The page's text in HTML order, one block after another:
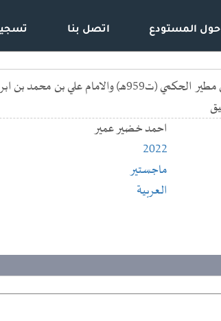
حول المستودع اتصل بنا
الضيائين في تكملة تفسير القران للامامين برهان الدين ابراهيم بن ابي القاسم بن عمير
احمد خضير عمير
2022
ماجستير
العربية